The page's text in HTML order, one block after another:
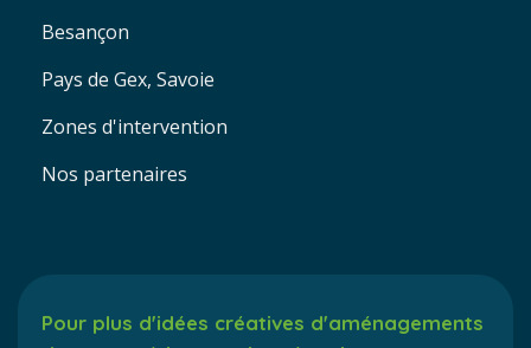
Besançon
Pays de Gex, Savoie
Zones d'intervention
Nos partenaires
Pour plus d'idées créatives d'aménagements